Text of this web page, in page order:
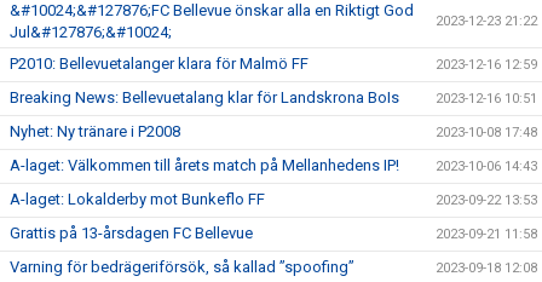
&#10024;&#127876;FC Bellevue önskar alla en Riktigt God
Jul&#127876;&#10024;
2023-12-23 21:22
P2010: Bellevuetalanger klara för Malmö FF 2023-12-16 12:59
Breaking News: Bellevuetalang klar för Landskrona BoIs 2023-12-16 10:51
Nyhet: Ny tränare i P2008 2023-10-08 17:48
A-laget: Välkommen till årets match på Mellanhedens IP! 2023-10-06 14:43
A-laget: Lokalderby mot Bunkeflo FF 2023-09-22 13:53
Grattis på 13-årsdagen FC Bellevue 2023-09-21 11:58
Varning för bedrägeriförsök, så kallad ”spoofing” 2023-09-18 12:08